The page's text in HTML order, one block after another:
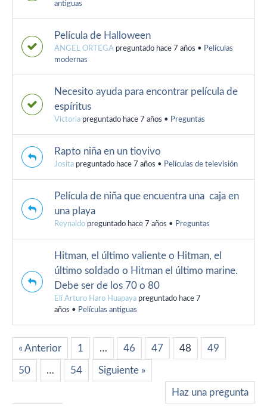
antiguas
Película de Halloween
ANGEL ORTEGA preguntado hace 7 años • Películas
modernas
Necesito ayuda para encontrar película de
espíritus
Victoria preguntado hace 7 años • Preguntas
Rapto niña en un tiovivo
Josita preguntado hace 7 años • Películas de televisión
Película de niña que encuentra una caja en
una playa
Reynaldo preguntado hace 7 años • Preguntas
Hitman, el último valiente o Hitman, el
último soldado o Hitman el último marine.
Debe ser de los 70 o 80
Elí Arturo Haro Huapaya preguntado hace 7
años • Películas antiguas
« Anterior 1 … 46 47 48 49
50 … 54 Siguiente »
Haz una pregunta